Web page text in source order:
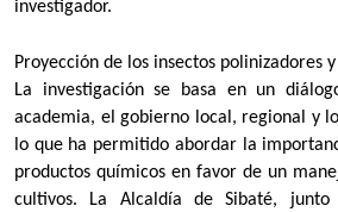
investigador.
Proyección de los insectos polinizadores
La investigación se basa en un
academia, el gobierno local, regional y
lo que ha permitido abordar la
productos químicos en favor de un
cultivos. La Alcaldía de Sibaté,